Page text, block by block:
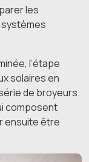
les
l’étape
solaires en
de broyeurs.
composent
ensuite être